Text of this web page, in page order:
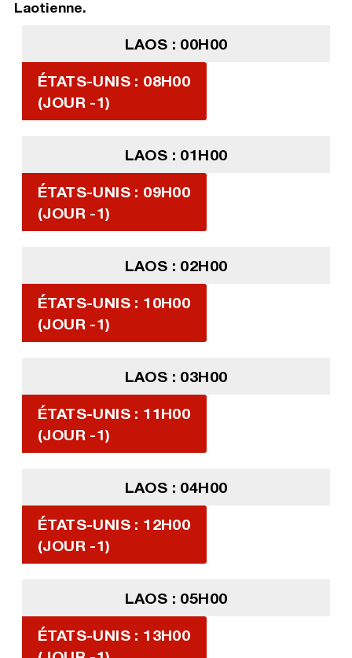
Laotienne.
LAOS : 00H00
ÉTATS-UNIS : 08H00
(JOUR -1)
LAOS : 01H00
ÉTATS-UNIS : 09H00
(JOUR -1)
LAOS : 02H00
ÉTATS-UNIS : 10H00
(JOUR -1)
LAOS : 03H00
ÉTATS-UNIS : 11H00
(JOUR -1)
LAOS : 04H00
ÉTATS-UNIS : 12H00
(JOUR -1)
LAOS : 05H00
ÉTATS-UNIS : 13H00